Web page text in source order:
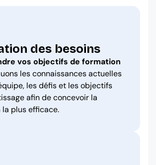
des besoins
vos objectifs de formation
les connaissances actuelles
les défis et les objectifs
afin de concevoir la
plus efficace.